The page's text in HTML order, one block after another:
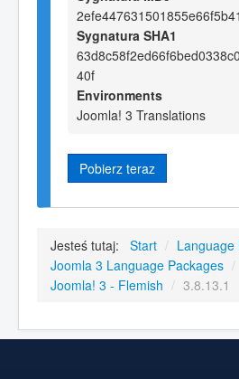
Sygnatura SHA1
40f
Environments
Joomla! 3 Translations
Pobierz teraz
Jesteś tutaj: Start / Language
Joomla 3 Language Packages /
Joomla! 3 - Flemish / 3.8.13.1